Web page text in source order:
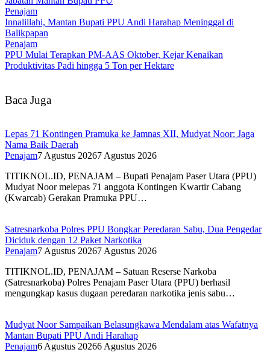
Penajam
Innalillahi, Mantan Bupati PPU Andi Harahap Meninggal di
Balikpapan
Penajam
PPU Mulai Terapkan PM-AAS Oktober, Kejar Kenaikan
Produktivitas Padi hingga 5 Ton per Hektare
Baca Juga
Lepas 71 Kontingen Pramuka ke Jamnas XII, Mudyat Noor: Jaga
Nama Baik Daerah
Penajam7 Agustus 20267 Agustus 2026
TITIKNOL.ID, PENAJAM – Bupati Penajam Paser Utara (PPU)
Mudyat Noor melepas 71 anggota Kontingen Kwartir Cabang
(Kwarcab) Gerakan Pramuka PPU…
Satresnarkoba Polres PPU Bongkar Peredaran Sabu, Dua Pengedar
Diciduk dengan 12 Paket Narkotika
Penajam7 Agustus 20267 Agustus 2026
TITIKNOL.ID, PENAJAM – Satuan Reserse Narkoba
(Satresnarkoba) Polres Penajam Paser Utara (PPU) berhasil
mengungkap kasus dugaan peredaran narkotika jenis sabu…
Mudyat Noor Sampaikan Belasungkawa Mendalam atas Wafatnya
Mantan Bupati PPU Andi Harahap
Penajam6 Agustus 20266 Agustus 2026